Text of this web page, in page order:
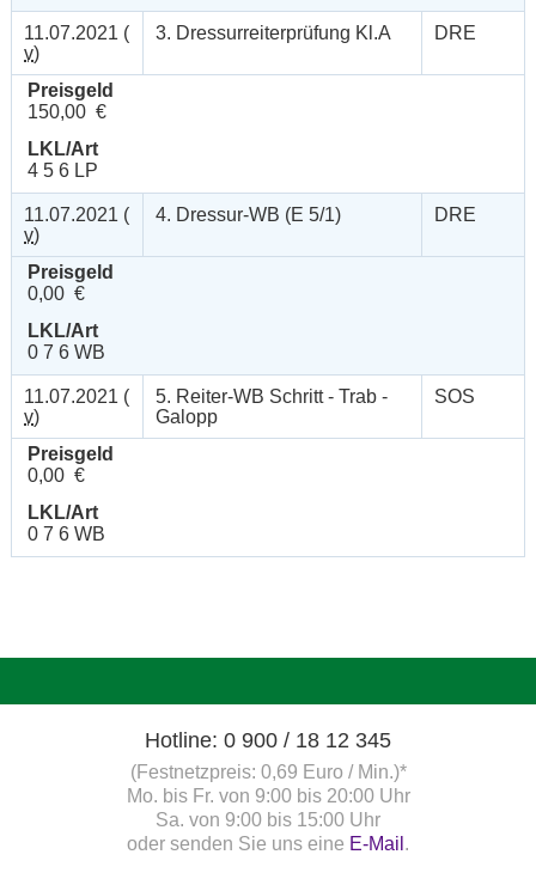
11.07.2021 (
v)
3. Dressurreiterprüfung Kl.A DRE
Preisgeld
150,00 €
LKL/Art
4 5 6 LP
11.07.2021 (
v)
4. Dressur-WB (E 5/1) DRE
Preisgeld
0,00 €
LKL/Art
0 7 6 WB
11.07.2021 (
v)
5. Reiter-WB Schritt - Trab -
Galopp
SOS
Preisgeld
0,00 €
LKL/Art
0 7 6 WB
Hotline: 0 900 / 18 12 345
(Festnetzpreis: 0,69 Euro / Min.)*
Mo. bis Fr. von 9:00 bis 20:00 Uhr
Sa. von 9:00 bis 15:00 Uhr
oder senden Sie uns eine E-Mail .